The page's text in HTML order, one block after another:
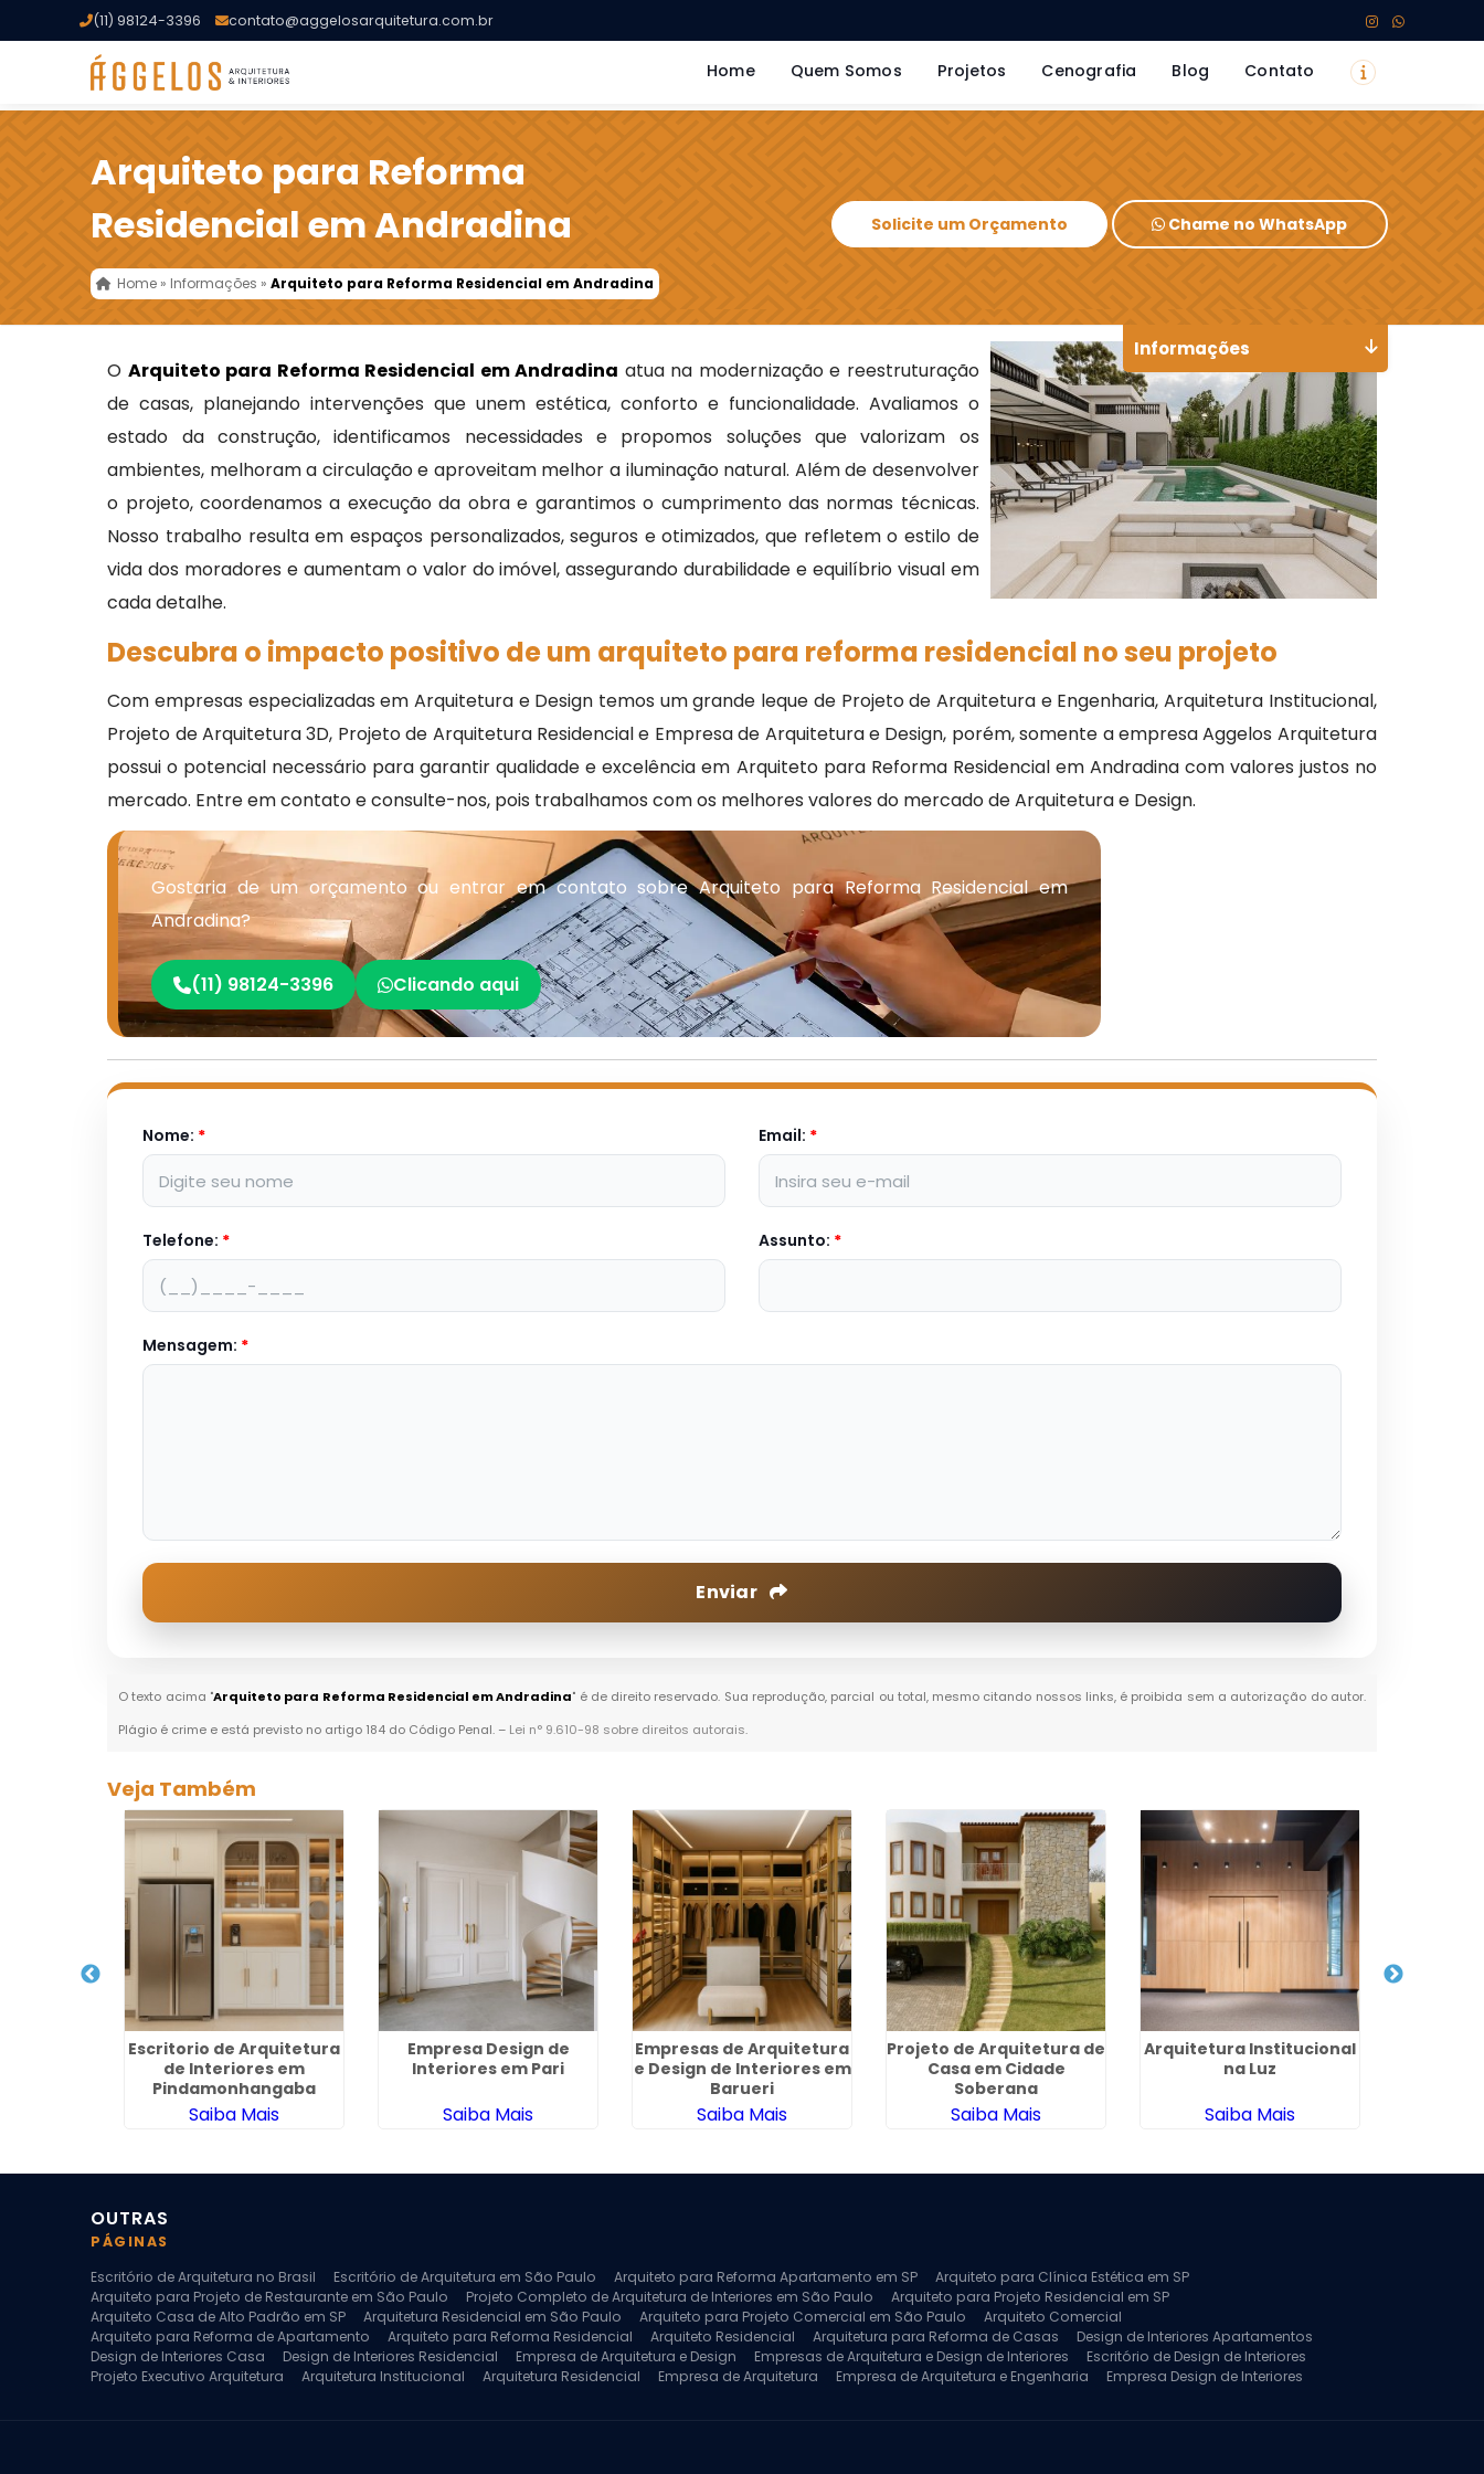
(11) 98124-3396 contato@aggelosarquitetura.com.br
Home Quem Somos Projetos Cenografia Blog Contato
Arquiteto para Reforma
Residencial em Andradina
Home » Informações »Arquiteto para Reforma Residencial em Andradina
Solicite um Orçamento Chame no WhatsApp
O Arquiteto para Reforma Residencial em Andradina atua na modernização e reestruturação
de casas, planejando intervenções que unem estética, conforto e funcionalidade. Avaliamos o
estado da construção, identificamos necessidades e propomos soluções que valorizam os
ambientes, melhoram a circulação e aproveitam melhor a iluminação natural. Além de desenvolver
o projeto, coordenamos a execução da obra e garantimos o cumprimento das normas técnicas.
Nosso trabalho resulta em espaços personalizados, seguros e otimizados, que refletem o estilo de
vida dos moradores e aumentam o valor do imóvel, assegurando durabilidade e equilíbrio visual em
cada detalhe.
Descubra o impacto positivo de um arquiteto para reforma residencial no seu projeto
Com empresas especializadas em Arquitetura e Design temos um grande leque de Projeto de Arquitetura e Engenharia, Arquitetura Institucional,
Projeto de Arquitetura 3D, Projeto de Arquitetura Residencial e Empresa de Arquitetura e Design, porém, somente a empresa Aggelos Arquitetura
possui o potencial necessário para garantir qualidade e excelência em Arquiteto para Reforma Residencial em Andradina com valores justos no
mercado. Entre em contato e consulte-nos, pois trabalhamos com os melhores valores do mercado de Arquitetura e Design.
Gostaria de um orçamento ou entrar em contato sobre Arquiteto para Reforma Residencial em
Andradina?
(11) 98124-3396 Clicando aqui
Nome: * Email: *
Telefone: * Assunto: *
Mensagem: *
Enviar
O texto acima "Arquiteto para Reforma Residencial em Andradina" é de direito reservado. Sua reprodução, parcial ou total, mesmo citando nossos links, é proibida sem a autorização do autor.
Plágio é crime e está previsto no artigo 184 do Código Penal. – Lei n° 9.610-98 sobre direitos autorais.
Informações
Veja Também
Escritorio de Arquitetura
de Interiores em
Pindamonhangaba
Saiba Mais
Empresa Design de
Interiores em Pari
Saiba Mais
Empresas de Arquitetura
e Design de Interiores em
Barueri
Saiba Mais
Projeto de Arquitetura de
Casa em Cidade
Soberana
Saiba Mais
Arquitetura Institucional
na Luz
Saiba Mais
OUTRAS
PÁGINAS
Escritório de Arquitetura no Brasil
Escritório de Arquitetura em São Paulo Arquiteto para Reforma Apartamento em SP
Arquiteto para Clínica Estética em SP
Arquiteto para Projeto de Restaurante em São Paulo
Projeto Completo de Arquitetura de Interiores em São Paulo
Arquiteto para Projeto Residencial em SP
Arquiteto Casa de Alto Padrão em SP
Arquitetura Residencial em São Paulo Arquiteto para Projeto Comercial em São Paulo
Arquiteto Comercial
Arquiteto para Reforma de Apartamento
Arquiteto para Reforma Residencial Arquiteto Residencial Arquitetura para Reforma de Casas
Design de Interiores Apartamentos
Design de Interiores Casa
Design de Interiores Residencial Empresa de Arquitetura e Design Empresas de Arquitetura e Design de Interiores
Escritório de Design de Interiores
Projeto Executivo Arquitetura
Arquitetura Institucional Arquitetura Residencial Empresa de Arquitetura Empresa de Arquitetura e Engenharia
Empresa Design de Interiores